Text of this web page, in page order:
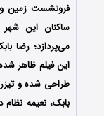
فرونشست زمین
ساکنان این
می‌پردازد؛ رضا
این فیلم ظاهر
طراحی شده و
بابک، نعیمه